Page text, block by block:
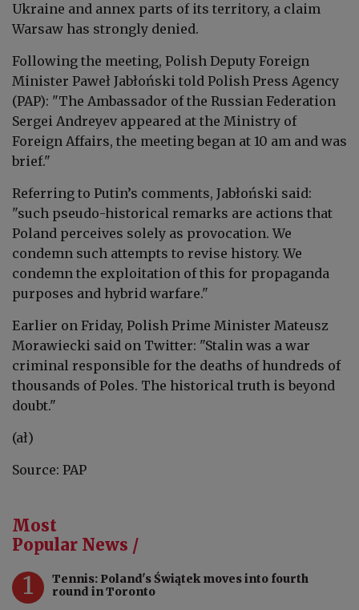
Ukraine and annex parts of its territory, a claim
Warsaw has strongly denied.
Following the meeting, Polish Deputy Foreign
Minister Paweł Jabłoński told Polish Press Agency
(PAP): "The Ambassador of the Russian Federation
Sergei Andreyev appeared at the Ministry of
Foreign Affairs, the meeting began at 10 am and was
brief."
Referring to Putin’s comments, Jabłoński said:
"such pseudo-historical remarks are actions that
Poland perceives solely as provocation. We
condemn such attempts to revise history. We
condemn the exploitation of this for propaganda
purposes and hybrid warfare."
Earlier on Friday, Polish Prime Minister Mateusz
Morawiecki said on Twitter: "Stalin was a war
criminal responsible for the deaths of hundreds of
thousands of Poles. The historical truth is beyond
doubt."
(ał)
Source: PAP
Most
Popular News /
1
Tennis: Poland's Świątek moves into fourth
round in Toronto